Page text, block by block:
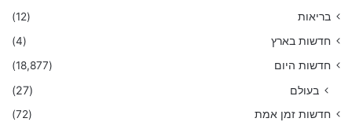
בריאות
(12)
חדשות בארץ
(4)
חדשות היום
(18,877)
בעולם (27)
חדשות זמן אמת
(72)